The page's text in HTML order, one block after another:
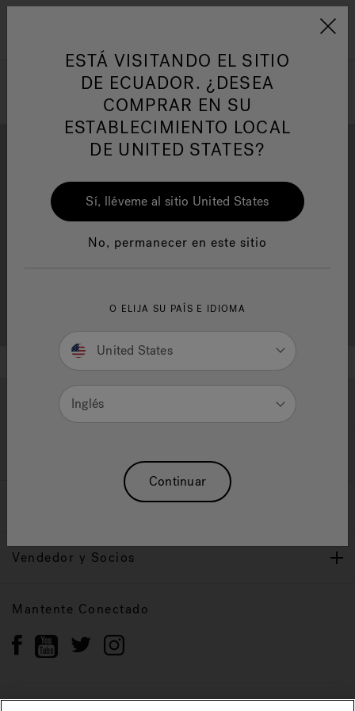
Jacuzzi&reg; Latin
Descarga Calidad
Localizador de
Ayuda y Apoyo
Vendedor y Socios
Mantente Conectado
ESTÁ VISITANDO EL SITIO
DE ECUADOR. ¿DESEA
COMPRAR EN SU
ESTABLECIMIENTO LOCAL
DE UNITED STATES?
Sí, lléveme al sitio United States
No, permanecer en este sitio
O ELIJA SU PAÍS E IDIOMA
United States
Inglés
Continuar